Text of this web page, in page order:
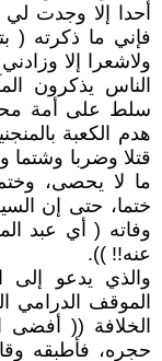
أحدا إلا وجدت
فإني ما ذكرته (
ولاشعرا إلا
الناس يذكرون
سلط على أمة
هدم الكعبة
قتلا وضربا وشتما
ما لا يحصى،
ختما، حتى إن
وفاته ( أي عبد
عنه!! )).
والذي يدعو إلى
الموقف
الخلافة ((
حجره، فأطبقه